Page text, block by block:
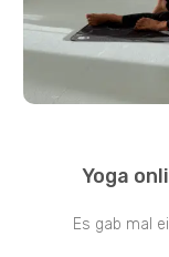
Yoga
Es gab mal